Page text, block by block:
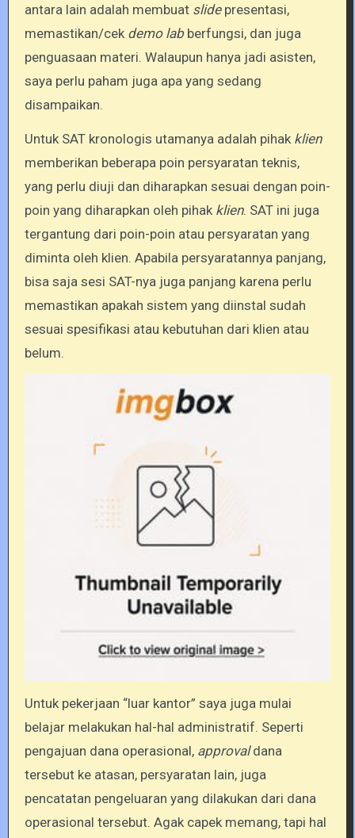
antara lain adalah membuat slidepresentasi,
memastikan/cek demo labberfungsi, dan juga
penguasaan materi. Walaupun hanya jadi asisten,
saya perlu paham juga apa yang sedang
disampaikan.
Untuk SAT kronologis utamanya adalah pihak klien
memberikan beberapa poin persyaratan teknis,
yang perlu diuji dan diharapkan sesuai dengan poin-
poin yang diharapkan oleh pihak klien. SAT ini juga
tergantung dari poin-poin atau persyaratan yang
diminta oleh klien. Apabila persyaratannya panjang,
bisa saja sesi SAT-nya juga panjang karena perlu
memastikan apakah sistem yang diinstal sudah
sesuai spesifikasi atau kebutuhan dari klien atau
belum.
Untuk pekerjaan “luar kantor” saya juga mulai
belajar melakukan hal-hal administratif. Seperti
pengajuan dana operasional, approvaldana
tersebut ke atasan, persyaratan lain, juga
pencatatan pengeluaran yang dilakukan dari dana
operasional tersebut. Agak capek memang, tapi hal